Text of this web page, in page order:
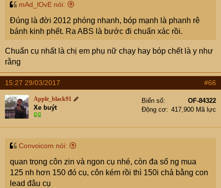
mAd_lOvE nói:
Đúng là đời 2012 phóng nhanh, bóp mạnh là phanh rê
bánh kinh phết. Ra ABS là bước đi chuẩn xác rồi.
Chuẩn cụ nhất là chị em phụ nữ chạy hay bóp chết là y như
rằng
15:27 29/03/2017 #66
Apple_black91
Xe buýt
Biển số
OF-84322
Động cơ
417,900 Mã lực
Convoicom nói:
quan trọng côn zin và ngon cụ nhé, còn đa số ng mua
125 nh hơn 150 đó cụ, côn kém rồi thì 150i chả bằng con
lead đâu cụ